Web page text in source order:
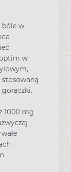
bóle w
w
1000 mg